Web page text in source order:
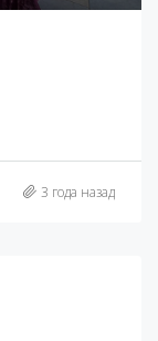
3 года назад